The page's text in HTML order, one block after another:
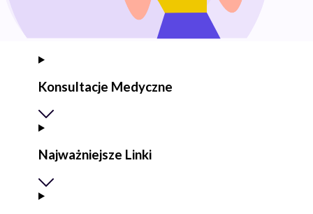
Konsultacje Medyczne
Najważniejsze Linki